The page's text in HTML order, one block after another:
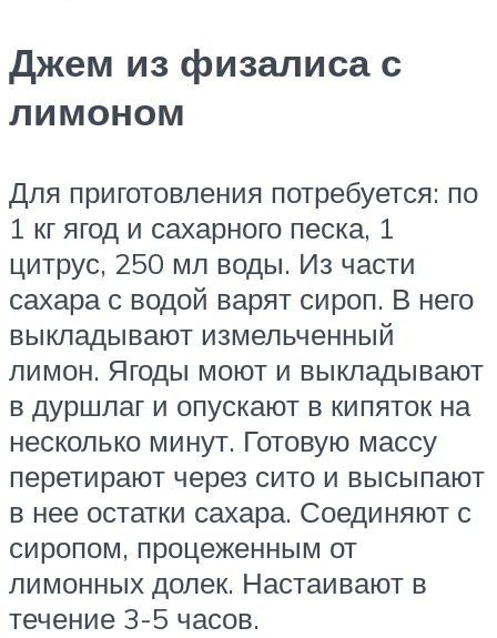
Джем из физалиса с
лимоном
Для приготовления потребуется: по
1 кг ягод и сахарного песка, 1
цитрус, 250 мл воды. Из части
сахара с водой варят сироп. В него
выкладывают измельченный
лимон. Ягоды моют и выкладывают
в дуршлаг и опускают в кипяток на
несколько минут. Готовую массу
перетирают через сито и высыпают
в нее остатки сахара. Соединяют с
сиропом, процеженным от
лимонных долек. Настаивают в
течение 3-5 часов.